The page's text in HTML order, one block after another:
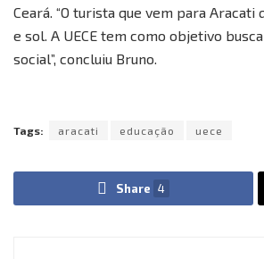
Ceará. “O turista que vem para
e sol. A UECE tem como objetivo
social”, concluiu Bruno.
Tags: aracati educação uece
Share 4